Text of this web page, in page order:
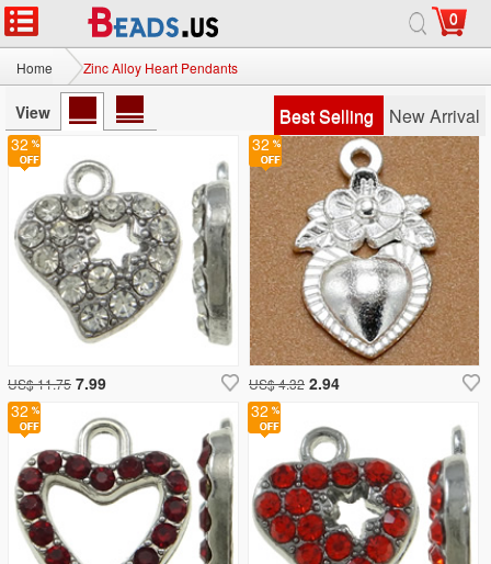
0
Home Zinc Alloy Heart Pendants
View Best Selling New Arrival
32
US$ 11.75 7.99
32
US$ 4.32 2.94
32
32